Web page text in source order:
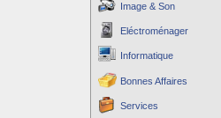
Image & Son
Eléctroménager
Informatique
Bonnes Affaires
Services